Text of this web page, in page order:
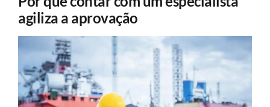
agiliza a aprovação